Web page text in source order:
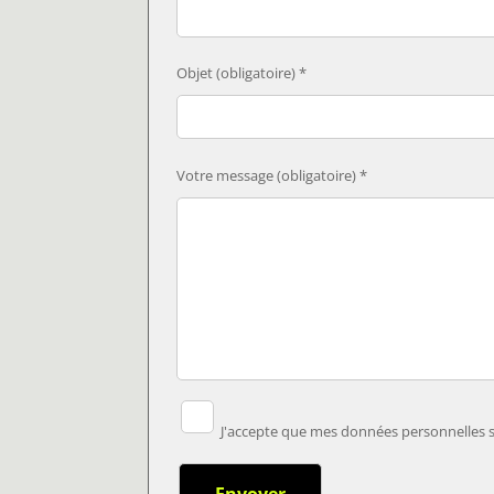
Objet (obligatoire) *
Votre message (obligatoire) *
J'accepte que mes données